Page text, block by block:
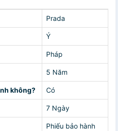
Prada
Ý
Pháp
5 Năm
không? Có
7 Ngày
Phiếu bảo hành